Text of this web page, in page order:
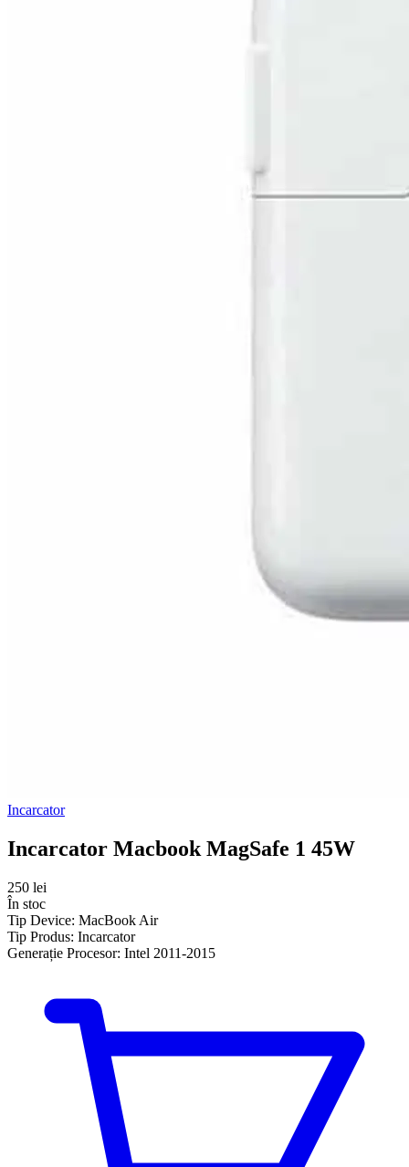
Incarcator
Incarcator Macbook MagSafe 1 45W
250 lei
În stoc
Tip Device: MacBook Air
Tip Produs: Incarcator
Generație Procesor: Intel 2011-2015